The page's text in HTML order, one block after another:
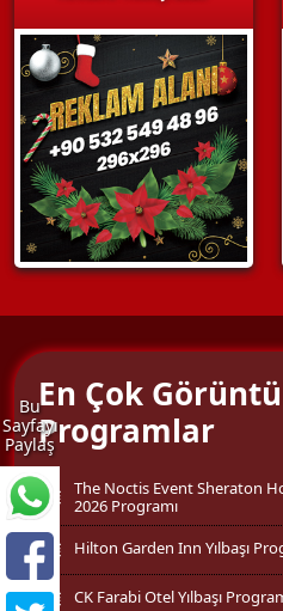
Bu
Sayfayı
Paylaş
En Çok
Programlar
The Noctis Event Sheraton
2026 Programı
Hilton Garden Inn Yılbaşı
CK Farabi Otel Yılbaşı